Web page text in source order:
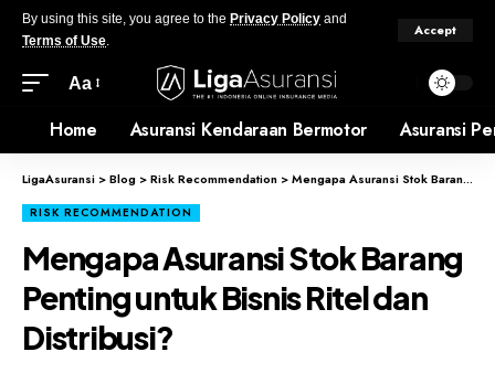
By using this site, you agree to the Privacy Policy and
Terms of Use.
Accept
Aa
Home Asuransi Kendaraan Bermotor Asuransi
LigaAsuransi >Blog >Risk Recommendation >Mengapa Asuransi Stok Barang Penting untuk Bisnis Ritel dan Distribusi?
RISK RECOMMENDATION
Mengapa Asuransi Stok Barang
Penting untuk Bisnis Ritel dan
Distribusi?